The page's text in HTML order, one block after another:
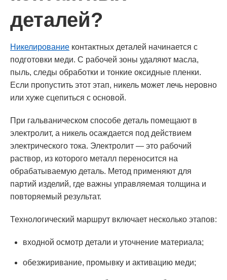
деталей?
Никелирование контактных деталей начинается с
подготовки меди. С рабочей зоны удаляют масла,
пыль, следы обработки и тонкие оксидные пленки.
Если пропустить этот этап, никель может лечь неровно
или хуже сцепиться с основой.
При гальваническом способе деталь помещают в
электролит, а никель осаждается под действием
электрического тока. Электролит — это рабочий
раствор, из которого металл переносится на
обрабатываемую деталь. Метод применяют для
партий изделий, где важны управляемая толщина и
повторяемый результат.
Технологический маршрут включает несколько этапов:
входной осмотр детали и уточнение материала;
обезжиривание, промывку и активацию меди;